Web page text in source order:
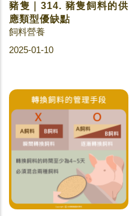
豬隻｜314. 豬隻飼料的供
應類型優缺點
飼料營養
2025-01-10